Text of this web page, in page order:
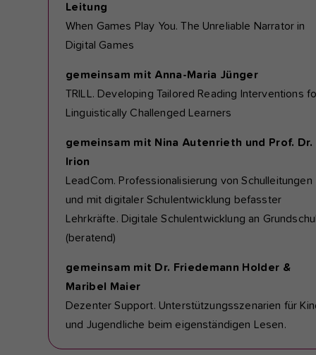
Leitung
When Games Play You. The Unreliable Narrator in
Digital Games
gemeinsam mit Anna-Maria Jünger
TRILL. Developing Tailored Reading Interventions
Linguistically Challenged Learners
gemeinsam mit Nina Autenrieth und Prof. Dr.
Irion
LeadCom. Professionalisierung von Schulleitungen
und mit digitaler Schulentwicklung befasster
Lehrkräfte. Digitale Schulentwicklung an
(beratend)
gemeinsam mit Dr. Friedemann Holder &
Maribel Maier
Dezenter Support. Unterstützungsszenarien für
und Jugendliche beim eigenständigen Lesen.